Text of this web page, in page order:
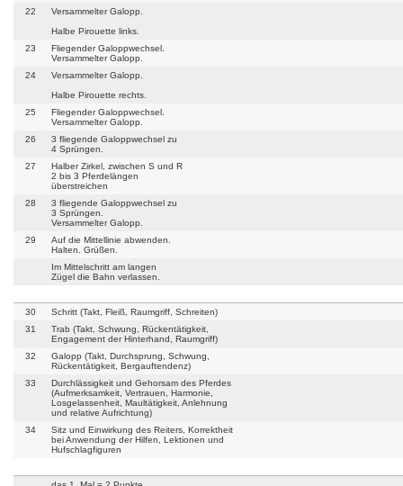
22
Versammelter Galopp.
Halbe Pirouette links.
23
Fliegender Galoppwechsel.
Versammelter Galopp.
24
Versammelter Galopp.
Halbe Pirouette rechts.
25
Fliegender Galoppwechsel.
Versammelter Galopp.
26
3 fliegende Galoppwechsel zu
4 Sprüngen.
27
Halber Zirkel, zwischen S und R
2 bis 3 Pferdelängen
überstreichen
28
3 fliegende Galoppwechsel zu
3 Sprüngen.
Versammelter Galopp.
29
Auf die Mittellinie abwenden.
Halten. Grüßen.
Im Mittelschritt am langen
Zügel die Bahn verlassen.
30
Schritt (Takt, Fleiß, Raumgriff, Schreiten)
31
Trab (Takt, Schwung, Rückentätigkeit,
Engagement der Hinterhand, Raumgriff)
32
Galopp (Takt, Durchsprung, Schwung,
Rückentätigkeit, Bergauftendenz)
33
Durchlässigkeit und Gehorsam des Pferdes
(Aufmerksamkeit, Vertrauen, Harmonie,
Losgelassenheit, Maultätigkeit, Anlehnung
und relative Aufrichtung)
34
Sitz und Einwirkung des Reiters, Korrektheit
bei Anwendung der Hilfen, Lektionen und
Hufschlagfiguren